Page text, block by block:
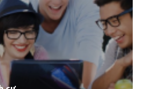
03
trường Đại học cùng hơn 1.800
chất lượng đào tạo hàng đầu thế
công nhận toàn cầu. Đức là lựa
nhiều du học sinh quốc tế.